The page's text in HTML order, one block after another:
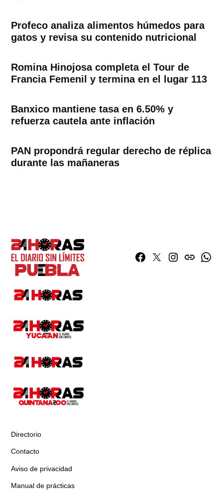
Profeco analiza alimentos húmedos para
gatos y revisa su contenido nutricional
Romina Hinojosa completa el Tour de
Francia Femenil y termina en el lugar 113
Banxico mantiene tasa en 6.50% y
refuerza cautela ante inflación
PAN propondrá regular derecho de réplica
durante las mañaneras
Facebook
TwitterInstagram
issuu
Directorio
Contacto
Aviso de privacidad
Manual de prácticas